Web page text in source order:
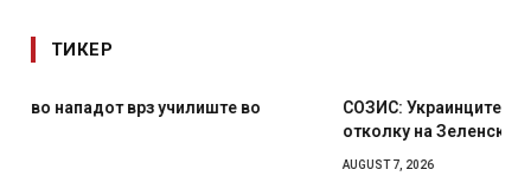
ТИКЕР
СОЗИС: Украинците повеќе им веруваат на генералите